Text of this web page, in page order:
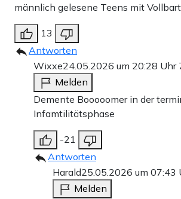
männlich gelesene Teens mit
13
Antworten
Wixxe24.05.2026 um 20:28 Uhr
Melden
Demente Booooomer in der
Infamtilitätsphase
-21
Antworten
Harald25.05.2026 um 07:43
Melden